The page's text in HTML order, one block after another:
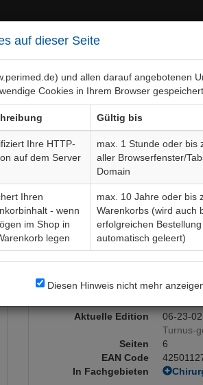
Gesamtübersicht
auf dieser Seite
und allen darauf angebotenen
Cookies in Ihrem Browser
Gültig bis
Ihre HTTP-
auf dem Server
max. 1 Stunde oder bis
aller Browserfenster/
Domain
Ihren
- wenn
im Shop in
legen
max. 10 Jahre oder bis
Warenkorbs (wird auch
erfolgreichen
automatisch geleert)
Diesen Hinweis nicht mehr
Bogendetails
Sprache
Aktuelle Edition
06-23-02
Turnus-
Seiten
6
EAN Code
In Fachgebieten